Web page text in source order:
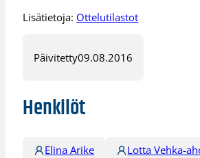
Lisätietoja: Ottelutilastot
Päivitetty09.08.2016
Henkilöt
Elina Arike
Lotta Vehka-